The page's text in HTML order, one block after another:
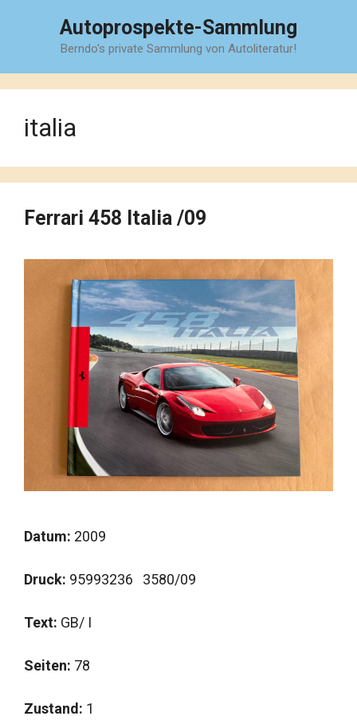
Autoprospekte-Sammlung
Berndo's private Sammlung von Autoliteratur!
italia
Ferrari 458 Italia /09
Datum: 2009
Druck: 95993236 3580/09
Text: GB/ I
Seiten: 78
Zustand: 1